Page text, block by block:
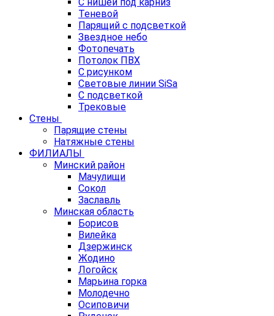
Теневой
Парящий с подсветкой
Звездное небо
Фотопечать
Потолок ПВХ
С рисунком
Световые линии SiSa
С подсветкой
Трековые
Стены
Парящие стены
Натяжные стены
ФИЛИАЛЫ
Минский район
Мачулищи
Сокол
Заславль
Минская область
Борисов
Вилейка
Дзержинск
Жодино
Логойск
Марьина горка
Молодечно
Осиповичи